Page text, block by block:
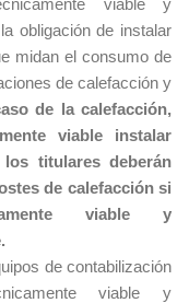
obligación de instalar
midan el consumo de
de calefacción y
de la calefacción,
viable instalar
titulares deberán
de calefacción si
viable y
de contabilización
viable y